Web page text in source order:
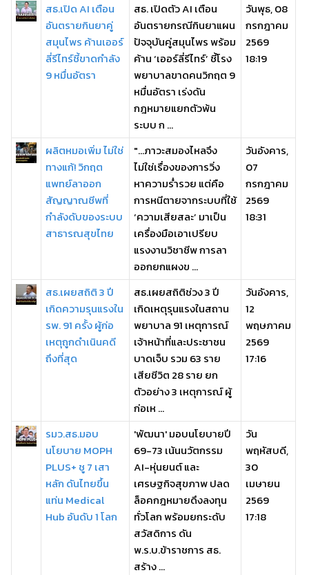
สธ.เปิด AI เตือน
อันตรายกินยาคู่
สมุนไพร ค้านเออร์
ลี่รีไทร์ชี้ขาดกำลัง
9 หมื่นอัตรา
สธ. เปิดตัว AI เตือน
อันตรายกรณีกินยาแผน
ปัจจุบันคู่สมุนไพร พร้อม
ค้าน ‘เออร์ลี่รีไทร์’ ชี้โรง
พยาบาลขาดคนวิกฤต 9
หมื่นอัตรา เร่งดัน
กฎหมายแยกตัวพ้น
ระบบ ก ...
วันพุธ, 08
กรกฎาคม
2569
18:19
ผลิตหมอเพิ่ม ไม่ใช่
ทางแก้! วิกฤต
แพทย์ลาออก
สัญญาณชีพที่
กำลังดับของระบบ
สาธารณสุขไทย
"...ภาวะสมองไหลจึง
ไม่ใช่เรื่องของการวิ่ง
หาความร่ำรวย แต่คือ
การหนีตายจากระบบที่ใช้
‘ความเสียสละ’ มาเป็น
เครื่องมือเอาเปรียบ
แรงงานวิชาชีพ การลา
ออกยกแผงข ...
วันอังคาร,
07
กรกฎาคม
2569
18:31
สธ.เผยสถิติ 3 ปี
เกิดความรุนแรงใน
รพ. 91 ครั้ง ผู้ก่อ
เหตุถูกดำเนินคดี
ถึงที่สุด
สธ.เผยสถิติช่วง 3 ปี
เกิดเหตุรุนแรงในสถาน
พยาบาล 91 เหตุการณ์
เจ้าหน้าที่และประชาชน
บาดเจ็บ รวม 63 ราย
เสียชีวิต 28 ราย ยก
ตัวอย่าง 3 เหตุการณ์ ผู้
ก่อเห ...
วันอังคาร,
12
พฤษภาคม
2569
17:16
รมว.สธ.มอบ
นโยบาย MOPH
PLUS+ ชู 7 เสา
หลัก ดันไทยขึ้น
แท่น Medical
Hub อันดับ 1 โลก
'พัฒนา' มอบนโยบายปี
69-73 เน้นนวัตกรรม
AI-หุ่นยนต์ และ
เศรษฐกิจสุขภาพ ปลด
ล็อคกฎหมายดึงลงทุน
ทั่วโลก พร้อมยกระดับ
สวัสดิการ ดัน
พ.ร.บ.ข้าราชการ สธ.
สร้าง ...
วัน
พฤหัสบดี,
30
เมษายน
2569
17:18